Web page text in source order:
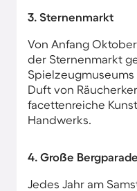
3. Sternenmarkt
Von Anfang
der Sternenmarkt
Duft von
facettenreiche
Handwerks.
4. Große Bergparade
Jedes Jahr am